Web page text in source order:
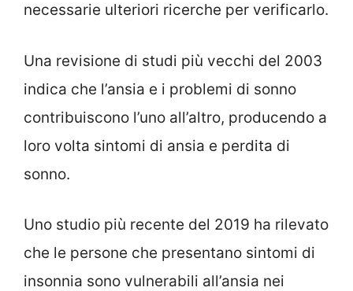
necessarie ulteriori ricerche per verificarlo.
Una revisione di studi più vecchi del 2003
indica che l’ansia e i problemi di sonno
contribuiscono l’uno all’altro, producendo a
loro volta sintomi di ansia e perdita di
sonno.
Uno studio più recente del 2019 ha rilevato
che le persone che presentano sintomi di
insonnia sono vulnerabili all’ansia nei